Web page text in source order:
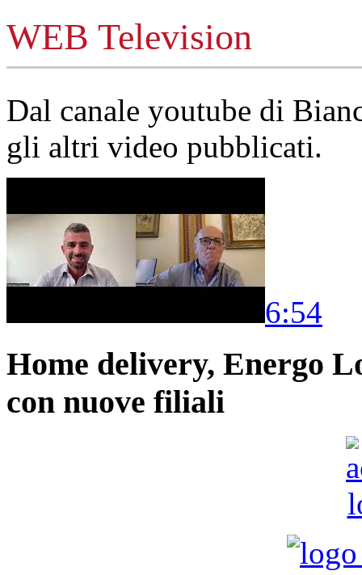
WEB Television
Dal canale youtube di
gli altri video pubblicati.
6:54
Home delivery, Energo
con nuove filiali